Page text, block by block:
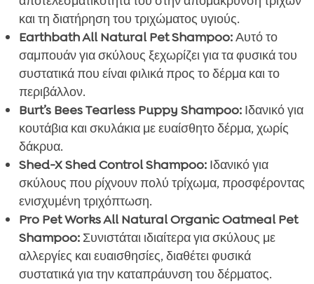
και τη διατήρηση του τριχώματος υγιούς.
Earthbath All Natural Pet Shampoo:Αυτό το
σαμπουάν για σκύλους ξεχωρίζει για τα φυσικά του
συστατικά που είναι φιλικά προς το δέρμα και το
περιβάλλον.
Burt’s Bees Tearless Puppy Shampoo:Ιδανικό για
κουτάβια και σκυλάκια με ευαίσθητο δέρμα, χωρίς
δάκρυα.
Shed-X Shed Control Shampoo:Ιδανικό για
σκύλους που ρίχνουν πολύ τρίχωμα, προσφέροντας
ενισχυμένη τριχόπτωση.
Pro Pet Works All Natural Organic Oatmeal Pet
Shampoo:Συνιστάται ιδιαίτερα για σκύλους με
αλλεργίες και ευαισθησίες, διαθέτει φυσικά
συστατικά για την καταπράυνση του δέρματος.